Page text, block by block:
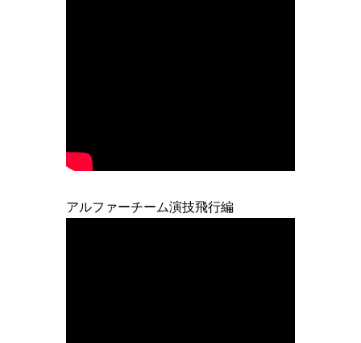
アルファーチーム演技飛行編